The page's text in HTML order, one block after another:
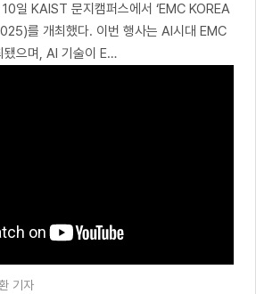
일 KAIST 문지캠퍼스에서 ‘EMC KOREA
를 개최했다. 이번 행사는 AI시대 EMC
됐으며, AI 기술이 E…
기자